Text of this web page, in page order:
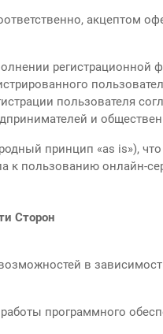
акцептом
регистрационной
пользователя
и
принцип «as is»),
к пользованию онлайн-
Сторон
в
программного